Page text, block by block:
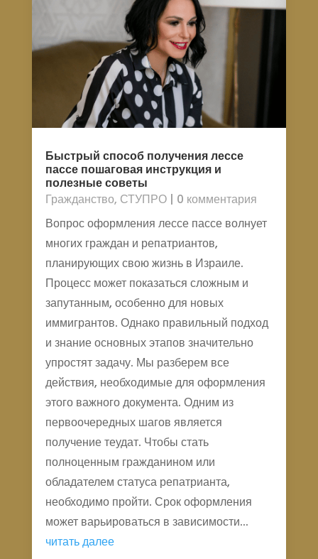
Быстрый способ получения лессе
пассе пошаговая инструкция и
полезные советы
Гражданство, СТУПРО| 0 комментария
Вопрос оформления лессе пассе волнует
многих граждан и репатриантов,
планирующих свою жизнь в Израиле.
Процесс может показаться сложным и
запутанным, особенно для новых
иммигрантов. Однако правильный подход
и знание основных этапов значительно
упростят задачу. Мы разберем все
действия, необходимые для оформления
этого важного документа. Одним из
первоочередных шагов является
получение теудат. Чтобы стать
полноценным гражданином или
обладателем статуса репатрианта,
необходимо пройти. Срок оформления
может варьироваться в зависимости...
читать далее